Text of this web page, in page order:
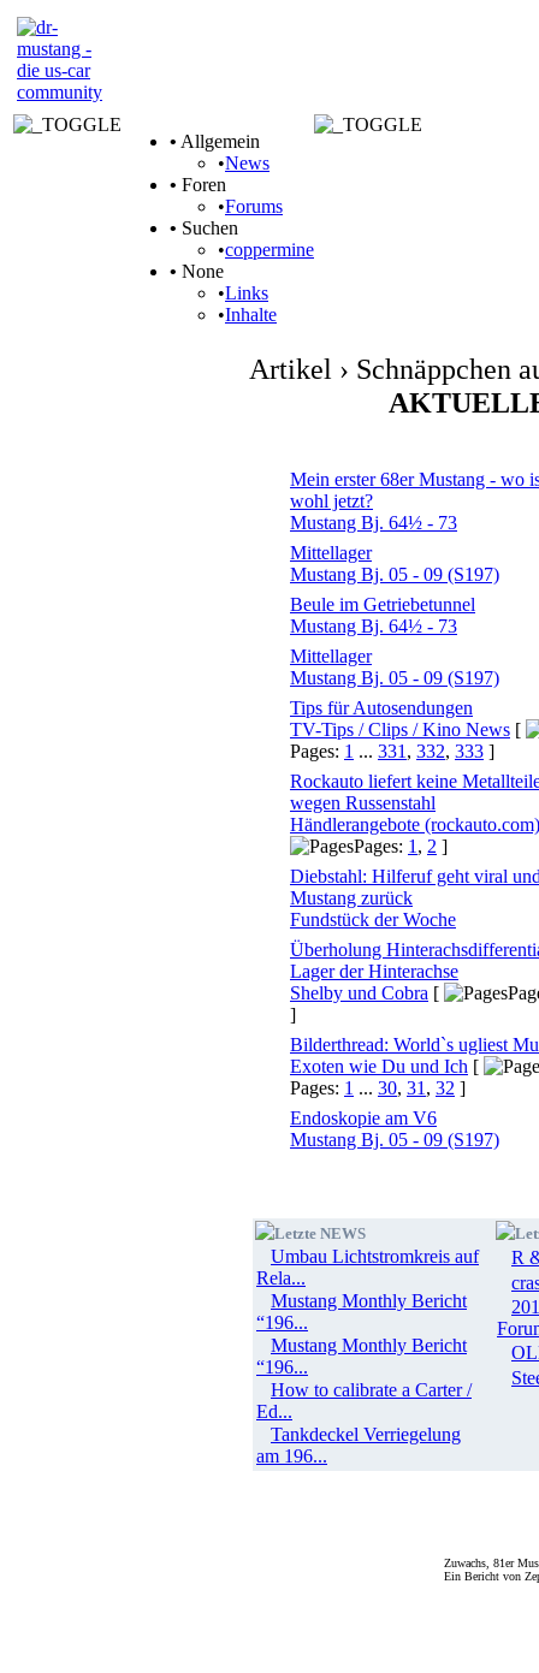
• Allgemein
•News
• Foren
•Forums
• Suchen
•coppermine
• None
•Links
•Inhalte
Artikel › Schnäppchen
Mein erster 68er Mustang - wo
wohl jetzt?
Mustang Bj. 64½ - 73
Mittellager
Mustang Bj. 05 - 09 (S197)
Beule im Getriebetunnel
Mustang Bj. 64½ - 73
Mittellager
Mustang Bj. 05 - 09 (S197)
Tips für Autosendungen
TV-Tips / Clips / Kino News [
Pages: 1 ... 331 , 332, 333 ]
Rockauto liefert keine
wegen Russenstahl
Händlerangebote (rockauto.com)
Pages: 1 , 2 ]
Diebstahl: Hilferuf geht viral
Mustang zurück
Fundstück der Woche
Überholung
Lager der Hinterachse
Shelby und Cobra [
]
Bilderthread: World`s ugliest
Exoten wie Du und Ich [
Pages: 1 ... 30, 31 , 32 ]
Endoskopie am V6
Mustang Bj. 05 - 09 (S197)
Letzte NEWS
Umbau Lichtstromkreis auf
Rela...
Mustang Monthly Bericht
“196...
Mustang Monthly Bericht
“196...
How to calibrate a Carter /
Ed...
Tankdeckel Verriegelung
am 196...
R
Zuwachs, 81er
Ein Bericht von